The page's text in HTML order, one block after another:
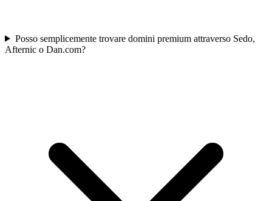
Posso semplicemente trovare domini premium attraverso Sedo,
Afternic o Dan.com?